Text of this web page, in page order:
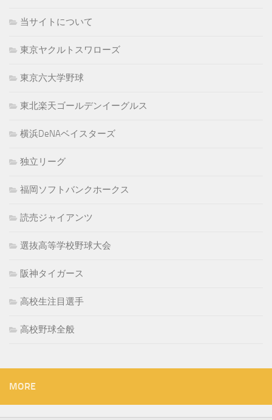
当サイトについて
東京ヤクルトスワローズ
東京六大学野球
東北楽天ゴールデンイーグルス
横浜DeNAベイスターズ
独立リーグ
福岡ソフトバンクホークス
読売ジャイアンツ
選抜高等学校野球大会
阪神タイガース
高校生注目選手
高校野球全般
MORE